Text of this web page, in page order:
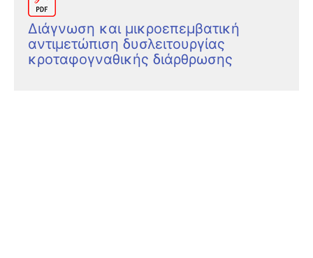
Διάγνωση και μικροεπεμβατική
αντιμετώπιση δυσλειτουργίας
κροταφογναθικής διάρθρωσης